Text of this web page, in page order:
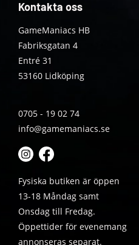
Kontakta oss
GameManiacs HB
Fabriksgatan 4
Entré 31
53160 Lidköping
0705 - 19 02 74
info@gamemaniacs.se
Fysiska butiken är öppen
13-18 Måndag samt
Onsdag till Fredag.
Öppettider för evenemang
annonseras separat.